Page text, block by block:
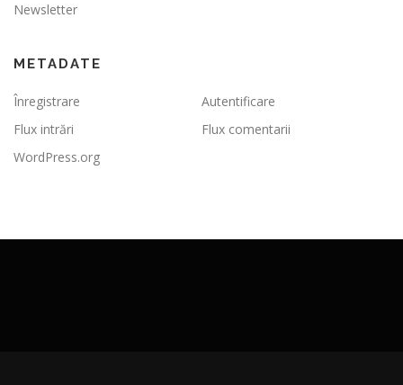
Newsletter
METADATE
Înregistrare
Autentificare
Flux intrări
Flux comentarii
WordPress.org